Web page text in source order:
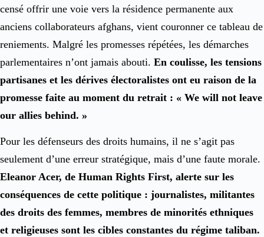
censé offrir une voie vers la résidence permanente aux
anciens collaborateurs afghans, vient couronner ce tableau de
reniements. Malgré les promesses répétées, les démarches
parlementaires n’ont jamais abouti. En coulisse, les tensions
partisanes et les dérives électoralistes ont eu raison de la
promesse faite au moment du retrait : « We will not leave
our allies behind. »
Pour les défenseurs des droits humains, il ne s’agit pas
seulement d’une erreur stratégique, mais d’une faute morale.
Eleanor Acer, de Human Rights First, alerte sur les
conséquences de cette politique : journalistes, militantes
des droits des femmes, membres de minorités ethniques
et religieuses sont les cibles constantes du régime taliban.